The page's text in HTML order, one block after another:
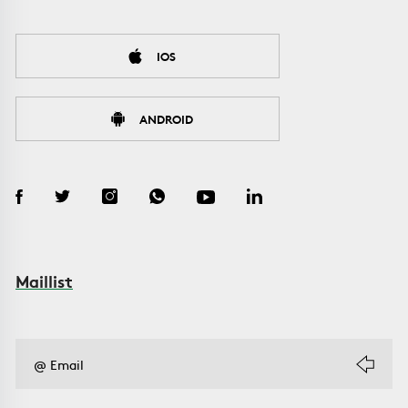
IOS
ANDROID
Maillist